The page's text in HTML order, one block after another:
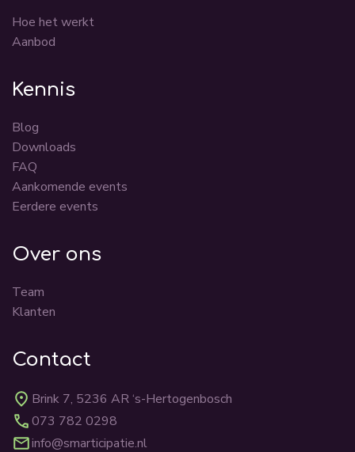
Hoe het werkt
Aanbod
Kennis
Blog
Downloads
FAQ
Aankomende events
Eerdere events
Over ons
Team
Klanten
Contact
Brink 7, 5236 AR ‘s-Hertogenbosch
073 782 0298
info@smarticipatie.nl